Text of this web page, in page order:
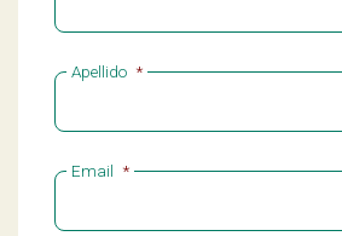
Apellido *
Email *